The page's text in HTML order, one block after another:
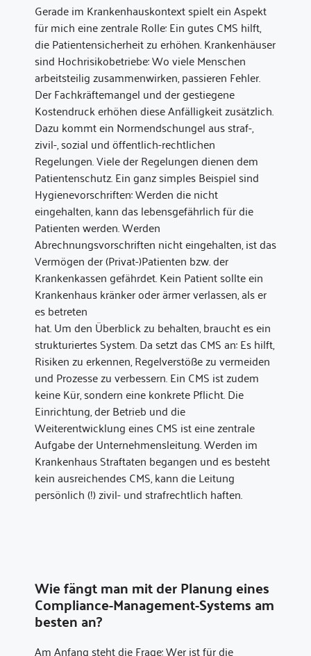
Gerade im Krankenhauskontext spielt ein Aspekt
für mich eine zentrale Rolle: Ein gutes CMS hilft,
die Patientensicherheit zu erhöhen. Krankenhäuser
sind Hochrisikobetriebe: Wo viele Menschen
arbeitsteilig zusammenwirken, passieren Fehler.
Der Fachkräftemangel und der gestiegene
Kostendruck erhöhen diese Anfälligkeit zusätzlich.
Dazu kommt ein Normendschungel aus straf-,
zivil-, sozial und öffentlich-rechtlichen
Regelungen. Viele der Regelungen dienen dem
Patientenschutz. Ein ganz simples Beispiel sind
Hygienevorschriften: Werden die nicht
eingehalten, kann das lebensgefährlich für die
Patienten werden. Werden
Abrechnungsvorschriften nicht eingehalten, ist das
Vermögen der (Privat-)Patienten bzw. der
Krankenkassen gefährdet. Kein Patient sollte ein
Krankenhaus kränker oder ärmer verlassen, als er
es betreten
hat. Um den Überblick zu behalten, braucht es ein
strukturiertes System. Da setzt das CMS an: Es hilft,
Risiken zu erkennen, Regelverstöße zu vermeiden
und Prozesse zu verbessern. Ein CMS ist zudem
keine Kür, sondern eine konkrete Pflicht. Die
Einrichtung, der Betrieb und die
Weiterentwicklung eines CMS ist eine zentrale
Aufgabe der Unternehmensleitung. Werden im
Krankenhaus Straftaten begangen und es besteht
kein ausreichendes CMS, kann die Leitung
persönlich (!) zivil- und strafrechtlich haften.
Wie fängt man mit der Planung eines
Compliance-Management-Systems am
besten an?
Am Anfang steht die Frage: Wer ist für die